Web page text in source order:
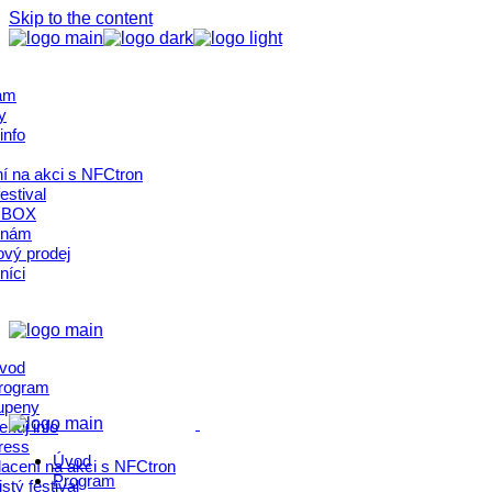
Skip to the content
na akci s NFCtron
prodej
info
na akci s NFCtron
festival
Úvod
Program